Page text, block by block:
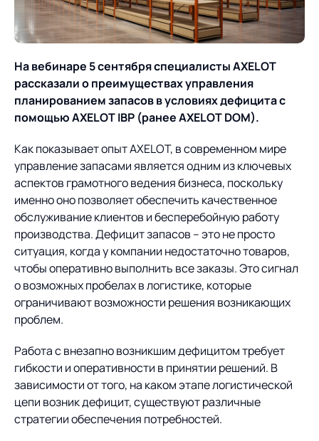
О компании
ИТ-аккредитация
Карьера
Партнеры
Импортозамещение
Продукты
Управление цепями
поставок
Управление складами
Управление перевозками
и транспортным парком
Интегрированное
планирование
Управление
контейнерным
терминалом
Оптимизация в цепях
поставок
Управление двором
Логистический
консалтинг
Роботизация
Оборудование для склада
AXELOT AI
Услуги
Логистический
Автоматизация
процессов
Техническое оснащение
Постпроектное
сопровождение
Нетворкинг и обмен
Облачные сервисы
Формирование центров
компетенций
Пресс-центр
Новости
Мероприятия
СМИ о нас
Архив мероприятий
Проекты
Проекты
Контакты
Контакты
Академия
Предложение для
База знаний
База знаний
На вебинаре 5 сентября специалисты AXELOT
рассказали о преимуществах управления
планированием запасов в условиях дефицита с
помощью AXELOT IBP (ранее AXELOT DOM).
Как показывает опыт AXELOT, в современном мире
управление запасами является одним из ключевых
аспектов грамотного ведения бизнеса, поскольку
именно оно позволяет обеспечить качественное
обслуживание клиентов и бесперебойную работу
производства. Дефицит запасов – это не просто
ситуация, когда у компании недостаточно товаров,
чтобы оперативно выполнить все заказы. Это сигнал
о возможных пробелах в логистике, которые
ограничивают возможности решения возникающих
проблем.
Работа с внезапно возникшим дефицитом требует
гибкости и оперативности в принятии решений. В
зависимости от того, на каком этапе логистической
цепи возник дефицит, существуют различные
стратегии обеспечения потребностей.